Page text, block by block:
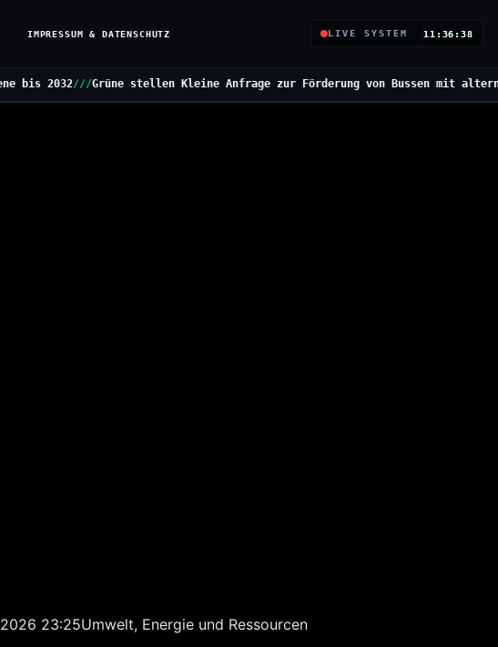
IMPRESSUM & DATENSCHUTZ LIVE SYSTEM 11:36:39
stellen Kleine Anfrage zur Förderung von Bussen mit alternativen Antrieben///
23:25Umwelt, Energie und Ressourcen